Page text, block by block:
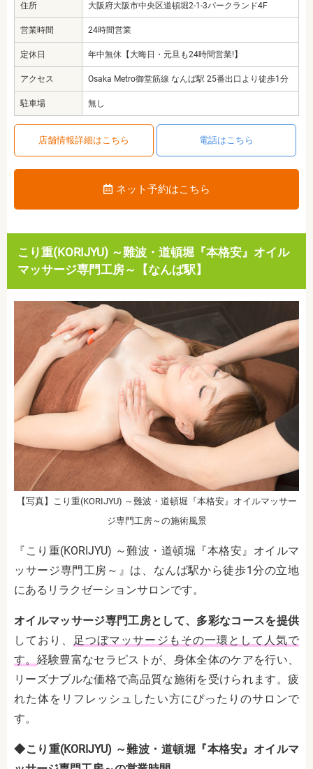
住所 大阪府大阪市中央区道頓堀2-1-3パークランド4F
営業時間 24時間営業
定休日 年中無休【大晦日・元旦も24時間営業!】
アクセス Osaka Metro御堂筋線 なんば駅 25番出口より徒歩1分
駐車場 無し
店舗情報詳細はこちら 電話はこちら
ネット予約はこちら
こり重(KORIJYU) ～難波・道頓堀『本格安』オイル
マッサージ専門工房～【なんば駅】
【写真】こり重(KORIJYU) ～難波・道頓堀『本格安』オイルマッサー
ジ専門工房～の施術風景
『こり重(KORIJYU) ～難波・道頓堀『本格安』オイルマ
ッサージ専門工房～』は、なんば駅から徒歩1分の立地
にあるリラクゼーションサロンです。
オイルマッサージ専門工房として、多彩なコースを提供
しており、 足つぼマッサージもその一環として人気で
す。 経験豊富なセラピストが、身体全体のケアを行い、
リーズナブルな価格で高品質な施術を受けられます。疲
れた体をリフレッシュしたい方にぴったりのサロンで
す。
◆こり重(KORIJYU) ～難波・道頓堀『本格安』オイルマ